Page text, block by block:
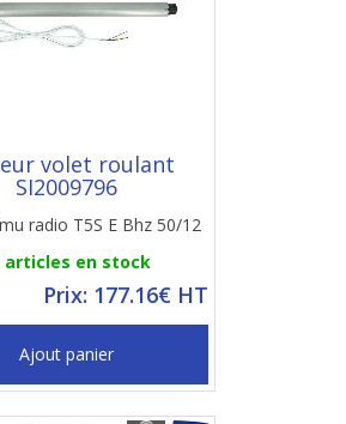
volet roulant
SI2009796
radio T5S E Bhz 50/12
articles en stock
Prix: 177.16€ HT
Ajout panier